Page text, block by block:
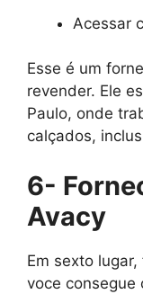
Acessar
Esse é um
revender. Ele
Paulo, onde
calçados,
6-
Avacy
Em sexto lugar,
voce consegue